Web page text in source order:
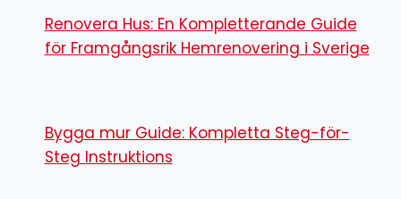
Renovera Hus: En Kompletterande Guide
för Framgångsrik Hemrenovering i Sverige
Bygga mur Guide: Kompletta Steg-för-
Steg Instruktions